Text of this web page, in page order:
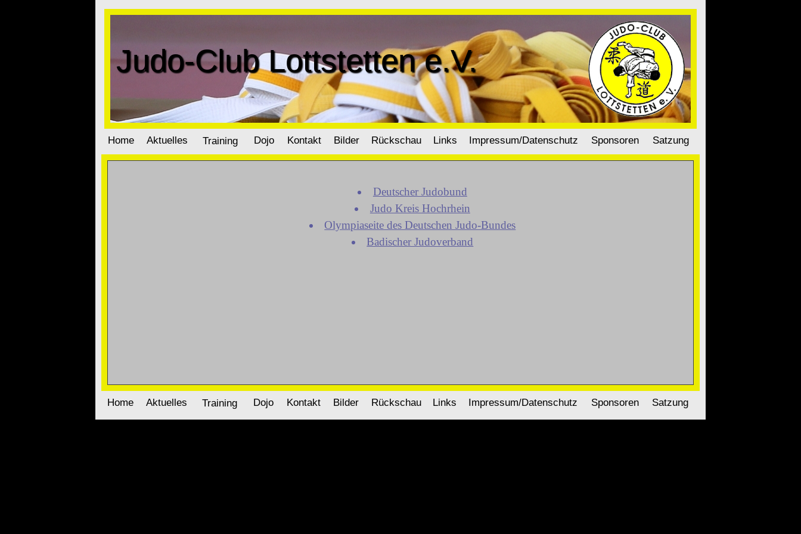
Judo-Club Lottstetten e.V.
Home Aktuelles Training Dojo Kontakt Bilder Rückschau Links Impressum/Datenschutz Sponsoren Satzung
Deutscher Judobund
Judo Kreis Hochrhein
Olympiaseite des Deutschen Judo-Bundes
Badischer Judoverband
Home Aktuelles Training Dojo Kontakt Bilder Rückschau Links Impressum/Datenschutz Sponsoren Satzung